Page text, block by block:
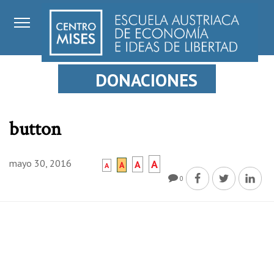
DONACIONES
button
mayo 30, 2016 A A A A
0